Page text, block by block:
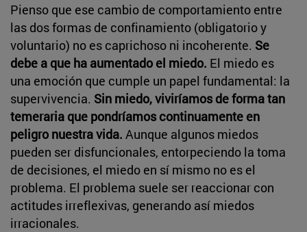
Pienso que ese cambio de comportamiento entre
las dos formas de confinamiento (obligatorio y
voluntario) no es caprichoso ni incoherente. Se
debe a que ha aumentado el miedo. El miedo es
una emoción que cumple un papel fundamental: la
supervivencia. Sin miedo, viviríamos de forma tan
temeraria que pondríamos continuamente en
peligro nuestra vida. Aunque algunos miedos
pueden ser disfuncionales, entorpeciendo la toma
de decisiones, el miedo en sí mismo no es el
problema. El problema suele ser reaccionar con
actitudes irreflexivas, generando así miedos
irracionales.